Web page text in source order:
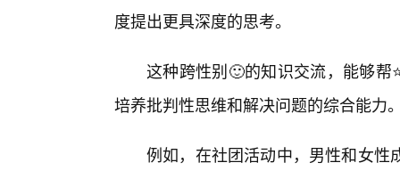
度提出更具深度的思考。
这种跨性别🙂的知识交流，能够帮
培养批判性思维和解决问题的综合能力
例如，在社团活动中，男性和女性